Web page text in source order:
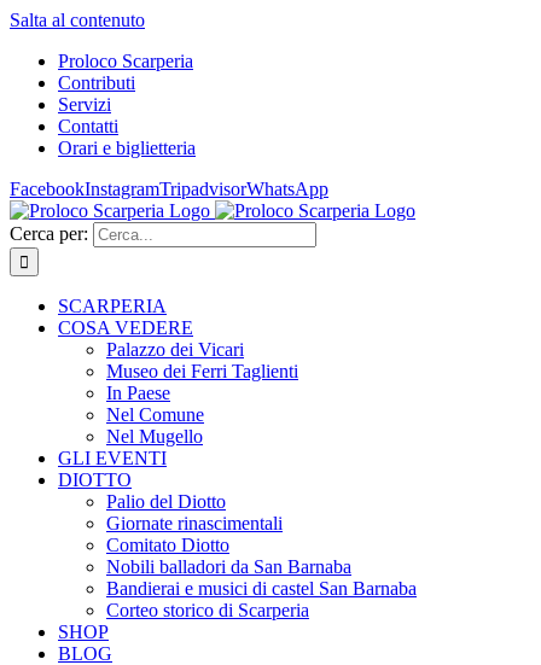
Salta al contenuto
Proloco Scarperia
Contributi
Servizi
Contatti
Orari e biglietteria
FacebookInstagramTripadvisorWhatsApp
Cerca per:
SCARPERIA
COSA VEDERE
Palazzo dei Vicari
Museo dei Ferri Taglienti
In Paese
Nel Comune
Nel Mugello
GLI EVENTI
DIOTTO
Palio del Diotto
Giornate rinascimentali
Comitato Diotto
Nobili balladori da San Barnaba
Bandierai e musici di castel San Barnaba
Corteo storico di Scarperia
SHOP
BLOG